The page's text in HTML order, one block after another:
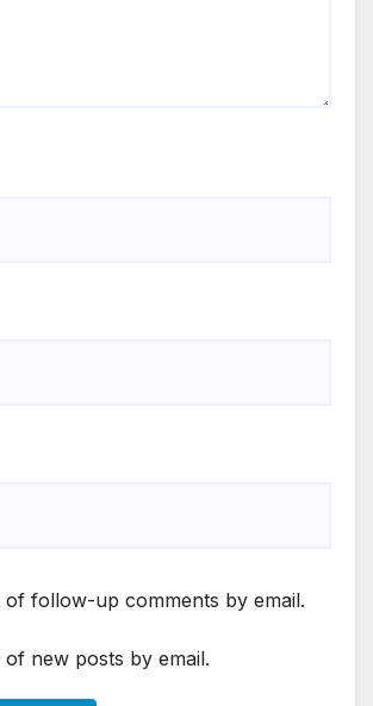
of follow-up comments by email.
new posts by email.